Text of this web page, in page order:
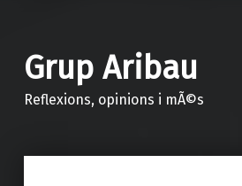
Grup Aribau
Reflexions, opinions i mÃ©s